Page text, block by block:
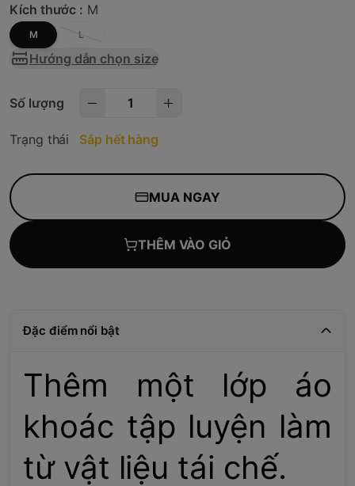
Kích thước : M
M L
Hướng dẫn chọn size
Số lượng
Trạng thái Sắp hết hàng
MUA NGAY
THÊM VÀO GIỎ
Đặc điểm nổi bật
Thêm một lớp áo
khoác tập luyện làm
từ vật liệu tái chế.